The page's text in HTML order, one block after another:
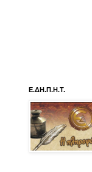
Ε.ΔΗ.Π.Η.Τ.